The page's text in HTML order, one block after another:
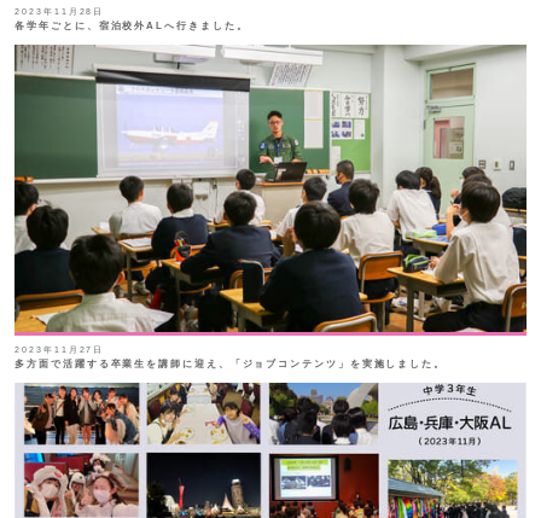
2023年11月28日
各学年ごとに、宿泊校外ALへ行きました。
2023年11月27日
多方面で活躍する卒業生を講師に迎え、「ジョブコンテンツ」を実施しました。